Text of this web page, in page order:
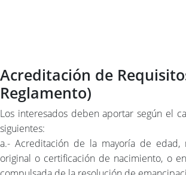
Acreditación de
Reglamento)
Los interesados deben aportar según el
siguientes:
a.- Acreditación de la mayoría de edad,
original o certificación de nacimiento, o